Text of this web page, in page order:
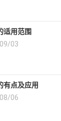
适用范围
03
有点及应用
06